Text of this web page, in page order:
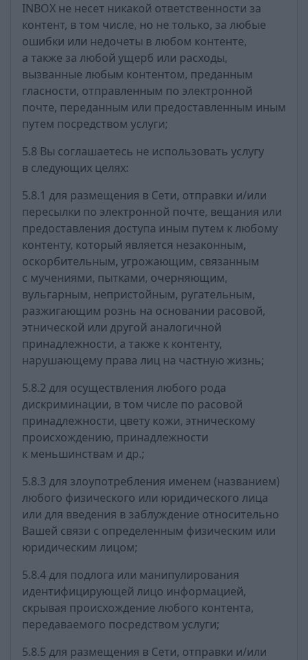
INBOX не несет никакой ответственности за
контент, в том числе, но не только, за любые
ошибки или недочеты в любом контенте,
а также за любой ущерб или расходы,
вызванные любым контентом, преданным
гласности, отправленным по электронной
почте, переданным или предоставленным иным
путем посредством услуги;
5.8 Вы соглашаетесь не использовать услугу
в следующих целях:
5.8.1 для размещения в Сети, отправки и/или
пересылки по электронной почте, вещания или
предоставления доступа иным путем к любому
контенту, который является незаконным,
оскорбительным, угрожающим, связанным
с мучениями, пытками, очерняющим,
вульгарным, непристойным, ругательным,
разжигающим рознь на основании расовой,
этнической или другой аналогичной
принадлежности, а также к контенту,
нарушающему права лиц на частную жизнь;
5.8.2 для осуществления любого рода
дискриминации, в том числе по расовой
принадлежности, цвету кожи, этническому
происхождению, принадлежности
к меньшинствам и др.;
5.8.3 для злоупотребления именем (названием)
любого физического или юридического лица
или для введения в заблуждение относительно
Вашей связи с определенным физическим или
юридическим лицом;
5.8.4 для подлога или манипулирования
идентифицирующей лицо информацией,
скрывая происхождение любого контента,
передаваемого посредством услуги;
5.8.5 для размещения в Сети, отправки и/или